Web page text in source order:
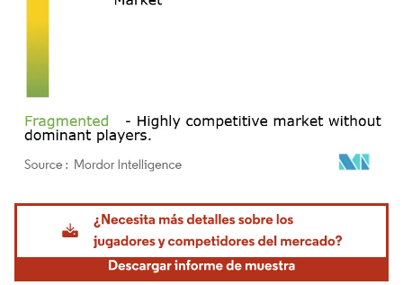
Imagen © Mordor Intelligence. El uso requiere atribución según CC BY 4.0.